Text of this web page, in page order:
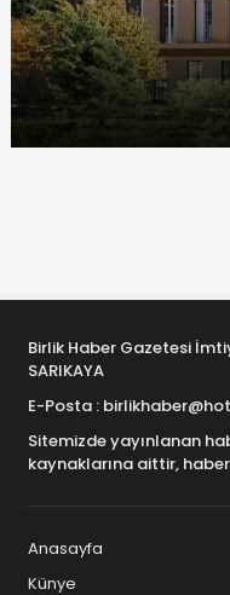
Birlik Haber Gazetesi
SARIKAYA
E-Posta :
Sitemizde yayınlanan
kaynaklarına aittir,
Anasayfa
Künye